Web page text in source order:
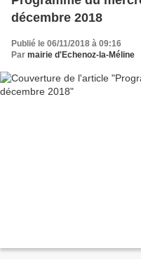
décembre 2018
Publié le 06/11/2018 à 09:16
Par mairie d'Echenoz-la-Méline